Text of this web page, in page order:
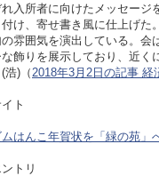
入所者に向けたメッセージ
付け、寄せ書き風に仕上げ
雰囲気を演出している。会
飾りを展示しており、近く
浩)（2018年3月2日の記事 経
ト
はんこ年賀状を「緑の苑」
トリ